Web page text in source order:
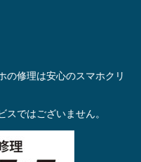
の修理は安心のスマホクリ
ではございません。